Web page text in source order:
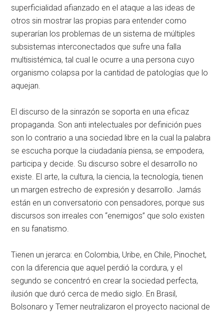
superficialidad afianzado en el ataque a las ideas de
otros sin mostrar las propias para entender como
superarían los problemas de un sistema de múltiples
subsistemas interconectados que sufre una falla
multisistémica, tal cual le ocurre a una persona cuyo
organismo colapsa por la cantidad de patologías que lo
aquejan.
El discurso de la sinrazón se soporta en una eficaz
propaganda. Son anti intelectuales por definición pues
son lo contrario a una sociedad libre en la cual la palabra
se escucha porque la ciudadanía piensa, se empodera,
participa y decide. Su discurso sobre el desarrollo no
existe. El arte, la cultura, la ciencia, la tecnología, tienen
un margen estrecho de expresión y desarrollo. Jamás
están en un conversatorio con pensadores, porque sus
discursos son irreales con “enemigos” que solo existen
en su fanatismo.
Tienen un jerarca: en Colombia, Uribe, en Chile, Pinochet,
con la diferencia que aquel perdió la cordura, y el
segundo se concentró en crear la sociedad perfecta,
ilusión que duró cerca de medio siglo. En Brasil,
Bolsonaro y Temer neutralizaron el proyecto nacional de